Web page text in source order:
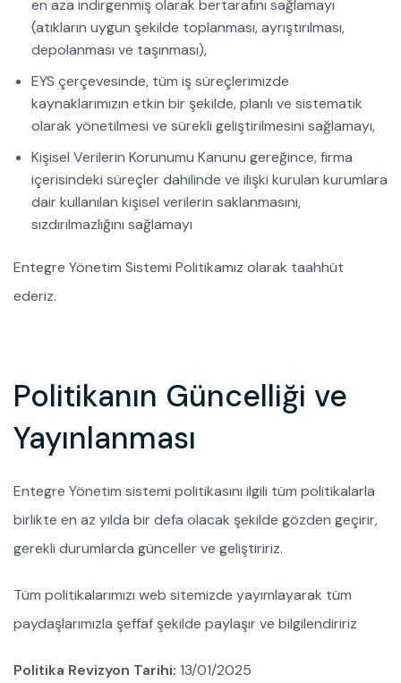
en aza indirgenmiş olarak bertarafını sağlamayı
(atıkların uygun şekilde toplanması, ayrıştırılması,
depolanması ve taşınması),
EYS çerçevesinde, tüm iş süreçlerimizde
kaynaklarımızın etkin bir şekilde, planlı ve sistematik
olarak yönetilmesi ve sürekli geliştirilmesini sağlamayı,
Kişisel Verilerin Korunumu Kanunu gereğince, firma
içerisindeki süreçler dahilinde ve ilişki kurulan kurumlara
dair kullanılan kişisel verilerin saklanmasını,
sızdırılmazlığını sağlamayı
Entegre Yönetim Sistemi Politikamız olarak taahhüt
ederiz.
Politikanın Güncelliği ve
Yayınlanması
Entegre Yönetim sistemi politikasını ilgili tüm politikalarla
birlikte en az yılda bir defa olacak şekilde gözden geçirir,
gerekli durumlarda günceller ve geliştiririz.
Tüm politikalarımızı web sitemizde yayımlayarak tüm
paydaşlarımızla şeffaf şekilde paylaşır ve bilgilendiririz
Politika Revizyon Tarihi: 13/01/2025